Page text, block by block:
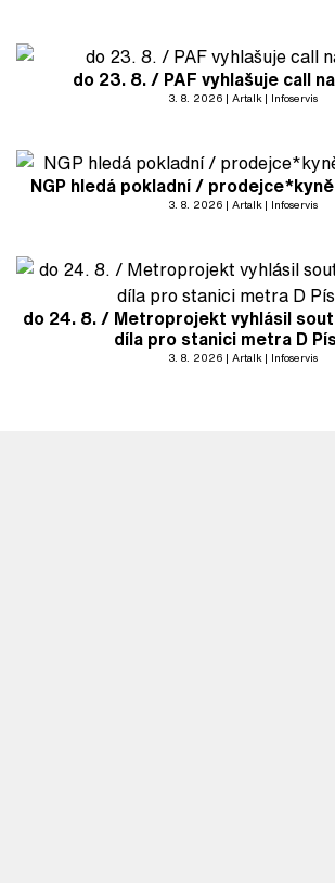
do 23. 8. / PAF vyhlašuje call
3. 8. 2026 Artalk Infoservis
NGP hledá pokladní /
3. 8. 2026 Artalk Infoservis
do 24. 8. / Metroprojekt vyhlásil
díla pro stanici metra D
3. 8. 2026 Artalk Infoservis